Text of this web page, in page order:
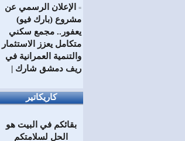
=
الإعلان الرسمي عن
مشروع (بارك فيو)
يعفور.. مجمع سكني
متكامل يعزز الاستثمار
والتنمية العمرانية في
ريف دمشق شارك |
كاريكاتير
بقائكم في البيت هو
الحل لسلامتكم